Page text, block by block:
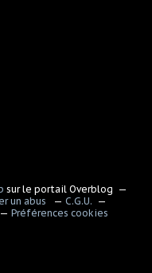
sur le portail Overblog
un abus
C.G.U.
Préférences cookies